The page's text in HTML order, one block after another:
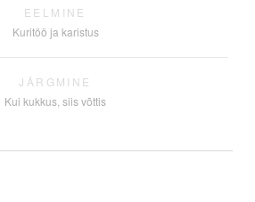
EELMINE
Kuritöö ja karistus
JÄRGMINE
Kui kukkus, siis võttis